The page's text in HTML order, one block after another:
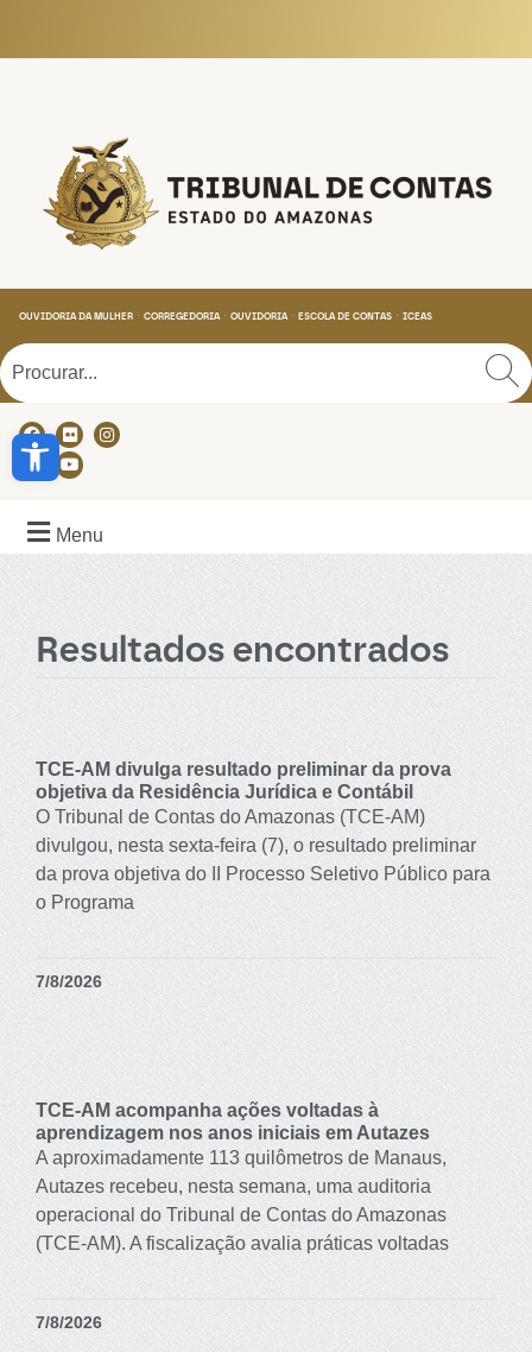
Abrir a barra de ferramentas
OUVIDORIA DA MULHER CORREGEDORIA OUVIDORIA ESCOLA DE CONTAS ICEAS
Menu
Resultados encontrados
TCE-AM divulga resultado preliminar da prova
objetiva da Residência Jurídica e Contábil
O Tribunal de Contas do Amazonas (TCE-AM)
divulgou, nesta sexta-feira (7), o resultado preliminar
da prova objetiva do II Processo Seletivo Público para
o Programa
7/8/2026
TCE-AM acompanha ações voltadas à
aprendizagem nos anos iniciais em Autazes
A aproximadamente 113 quilômetros de Manaus,
Autazes recebeu, nesta semana, uma auditoria
operacional do Tribunal de Contas do Amazonas
(TCE-AM). A fiscalização avalia práticas voltadas
7/8/2026